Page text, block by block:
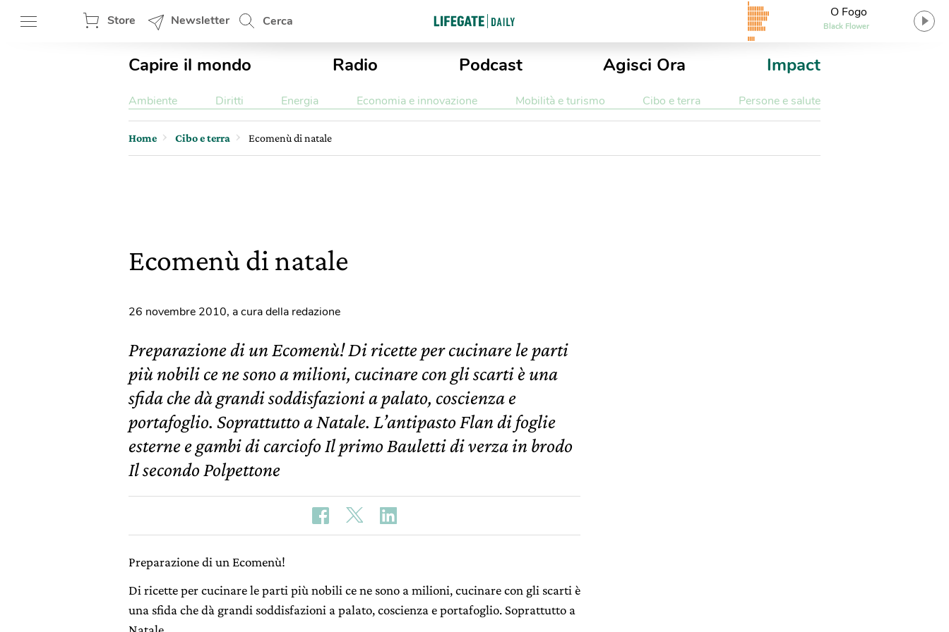
Store Newsletter Cerca
O Fogo
Black Flower
Capire il mondo Radio Podcast Agisci Ora Impact
Ambiente Diritti Energia Economia e innovazione Mobilità e turismo Cibo e terra Persone e salute
Home Cibo e terra Ecomenù di natale
Ecomenù di natale
26 novembre 2010, a cura della redazione
Preparazione di un Ecomenù! Di ricette per cucinare le parti
più nobili ce ne sono a milioni, cucinare con gli scarti è una
sfida che dà grandi soddisfazioni a palato, coscienza e
portafoglio. Soprattutto a Natale. L’antipasto Flan di foglie
esterne e gambi di carciofo Il primo Bauletti di verza in brodo
Il secondo Polpettone
Preparazione di un Ecomenù!
Di ricette per cucinare le parti più nobili ce ne sono a milioni, cucinare con gli scarti è
una sfida che dà grandi soddisfazioni a palato, coscienza e portafoglio. Soprattutto a